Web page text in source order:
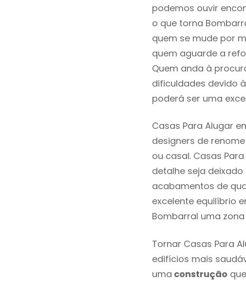
podemos ouvir
o que torna
quem se mude por
quem aguarde a
Quem anda à
dificuldades devido
poderá ser uma
Casas Para Alugar
designers de
ou casal. Casas
detalhe seja
acabamentos de
excelente equilíbrio
Bombarral uma
Tornar Casas Para
edifícios mais
uma construção